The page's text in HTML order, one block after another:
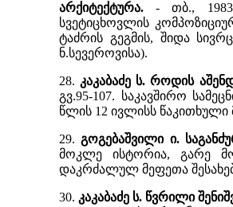
არქიტექტურა.- თბ.,
სვეტიცხოვლის
ტაძრის გეგმის, შიდა
ნ.სევეროვისა).
28. კაკაბაძე ს. როდის
გვ.95-107. საკავშირო
წლის 12 ივლისს წაკითხული
29.გოგებაშვილი ი.
მოკლე ისტორია, გარე
დაკრძალულ მეფეთა
30. კაკაბაძე ს. წვრილი